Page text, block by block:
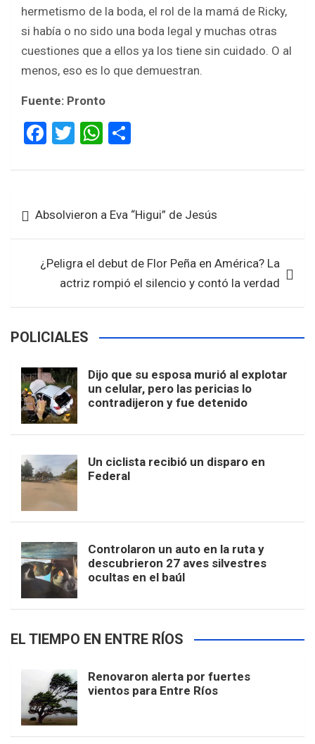
hermetismo de la boda, el rol de la mamá de Ricky,
si había o no sido una boda legal y muchas otras
cuestiones que a ellos ya los tiene sin cuidado. O al
menos, eso es lo que demuestran.
Fuente: Pronto
F
ce
o
o
k
T
tt
W
at
A
p
p
ar
de
entradas
Absolvieron a Eva “Higui” de Jesús
¿Peligra el debut de Flor Peña en América? La
actriz rompió el silencio y contó la verdad
POLICIALES
Dijo que su esposa murió al explotar
un celular, pero las pericias lo
contradijeron y fue detenido
Un ciclista recibió un disparo en
Federal
Controlaron un auto en la ruta y
descubrieron 27 aves silvestres
ocultas en el baúl
EL TIEMPO EN ENTRE RÍOS
Renovaron alerta por fuertes
vientos para Entre Ríos